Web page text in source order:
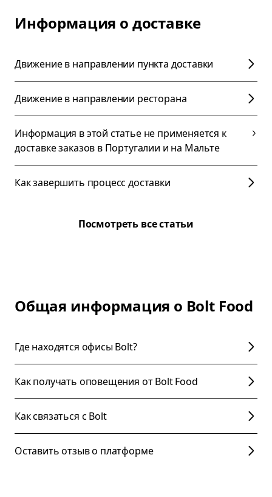
Информация о доставке
Движение в направлении пункта доставки
Движение в направлении ресторана
Информация в этой статье не применяется к
доставке заказов в Португалии и на Мальте
Как завершить процесс доставки
Посмотреть все статьи
Общая информация о Bolt Food
Где находятся офисы Bolt?
Как получать оповещения от Bolt Food
Как связаться с Bolt
Оставить отзыв о платформе